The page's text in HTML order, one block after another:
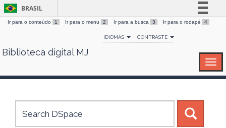
Skip
BRASIL
Simplifique!
Comunica BR
Canais
Ir para o conteúdo 1 Ir para o menu 2 Ir para a busca 3 Ir para o rodapé 4
IDIOMAS CONTRASTE
Biblioteca digital MJ